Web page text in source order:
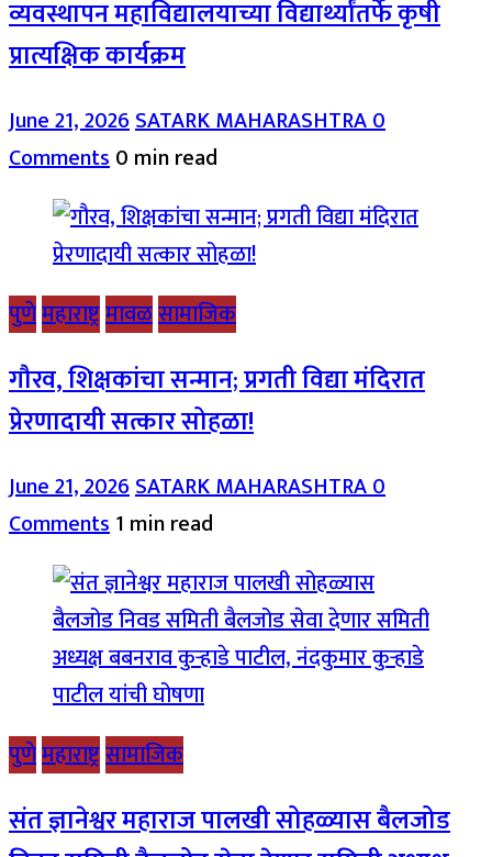
व्यवस्थापन महाविद्यालयाच्या विद्यार्थ्यांतर्फे कृषी
प्रात्यक्षिक कार्यक्रम
June 21, 2026SATARK MAHARASHTRA0
Comments0 min read
पुणेमहाराष्ट्रमावळसामाजिक
गौरव, शिक्षकांचा सन्मान; प्रगती विद्या मंदिरात
प्रेरणादायी सत्कार सोहळा!
June 21, 2026SATARK MAHARASHTRA0
Comments1 min read
पुणेमहाराष्ट्रसामाजिक
संत ज्ञानेश्वर महाराज पालखी सोहळ्यास बैलजोड